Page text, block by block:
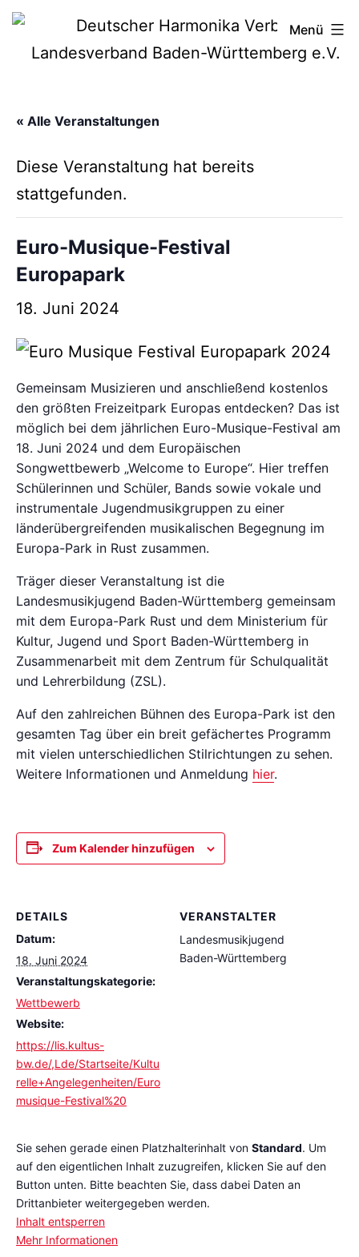
Zum
Deutscher
Harmonika-
Menü
« Alle Veranstaltungen
Diese Veranstaltung hat bereits
stattgefunden.
Euro-Musique-Festival
Europapark
18. Juni 2024
Gemeinsam Musizieren und anschließend kostenlos
den größten Freizeitpark Europas entdecken? Das ist
möglich bei dem jährlichen Euro-Musique-Festival am
18. Juni 2024 und dem Europäischen
Songwettbewerb „Welcome to Europe“. Hier treffen
Schülerinnen und Schüler, Bands sowie vokale und
instrumentale Jugendmusikgruppen zu einer
länderübergreifenden musikalischen Begegnung im
Europa-Park in Rust zusammen.
Träger dieser Veranstaltung ist die
Landesmusikjugend Baden-Württemberg gemeinsam
mit dem Europa-Park Rust und dem Ministerium für
Kultur, Jugend und Sport Baden-Württemberg in
Zusammenarbeit mit dem Zentrum für Schulqualität
und Lehrerbildung (ZSL).
Auf den zahlreichen Bühnen des Europa-Park ist den
gesamten Tag über ein breit gefächertes Programm
mit vielen unterschiedlichen Stilrichtungen zu sehen.
Weitere Informationen und Anmeldung hier.
Zum Kalender hinzufügen
DETAILS
Datum:
18. Juni 2024
Veranstaltungskategorie:
Wettbewerb
Website:
https://lis.kultus-
bw.de/,Lde/Startseite/Kultu
relle+Angelegenheiten/Euro
musique-Festival%20
VERANSTALTER
Landesmusikjugend
Baden-Württemberg
Sie sehen gerade einen Platzhalterinhalt von Standard. Um
auf den eigentlichen Inhalt zuzugreifen, klicken Sie auf den
Button unten. Bitte beachten Sie, dass dabei Daten an
Drittanbieter weitergegeben werden.
Inhalt entsperren
Mehr Informationen